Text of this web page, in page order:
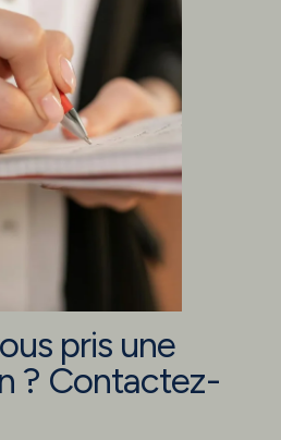
pris une
? Contactez-